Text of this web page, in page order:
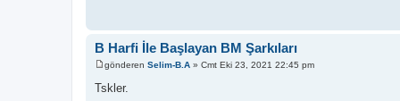
B Harfi İle Başlayan BM Şarkıları
M
e
s
gönderen Selim-B.A » Cmt Eki 23, 2021 22:45 pm
Tskler.